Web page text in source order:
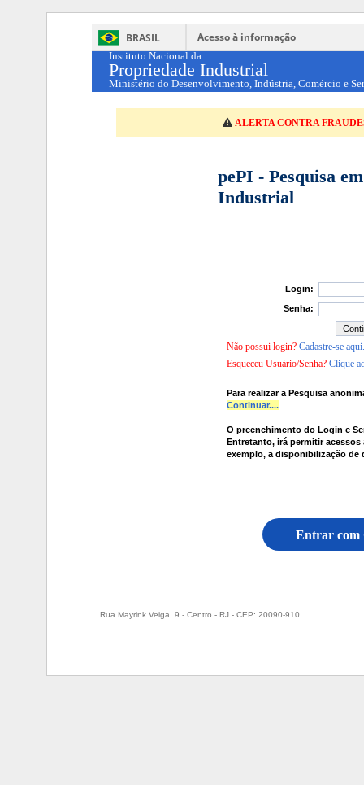
BRASIL Acesso à informação
Instituto Nacional da
Propriedade Industrial
Ministério do Desenvolvimento, Indústria, Comércio e
ALERTA CONTRA
pePI - Pesquisa
Industrial
Login:
Senha:
Não possui login? Cadastre-se aqui.
Esqueceu Usuário/Senha? Clique
Para realizar a Pesquisa
Continuar....
O preenchimento do Login e
Entretanto, irá permitir
exemplo, a disponibilização de
Entrar com
Rua Mayrink Veiga, 9 - Centro - RJ - CEP: 20090-910